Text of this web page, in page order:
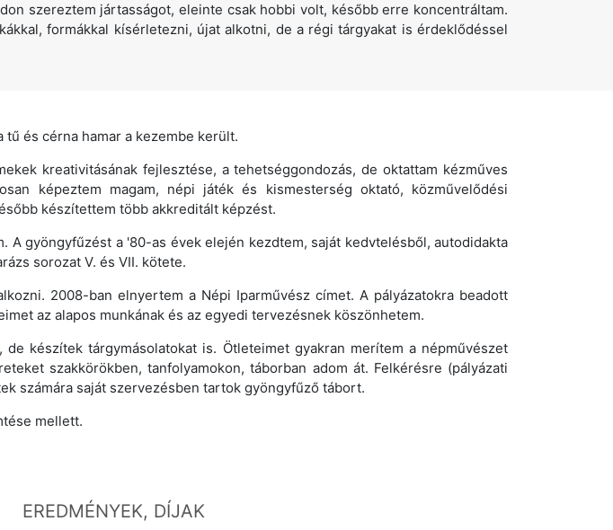
szereztem jártasságot, eleinte csak hobbi volt, később erre koncentráltam.
formákkal kísérletezni, újat alkotni, de a régi tárgyakat is érdeklődéssel
és cérna hamar a kezembe került.
kreativitásának fejlesztése, a tehetséggondozás, de oktattam kézműves
képeztem magam, népi játék és kismesterség oktató, közművelődési
készítettem több akkreditált képzést.
gyöngyfűzést a '80-as évek elején kezdtem, saját kedvtelésből, autodidakta
sorozat V. és VII. kötete.
2008-ban elnyertem a Népi Iparművész címet. A pályázatokra beadott
az alapos munkának és az egyedi tervezésnek köszönhetem.
készítek tárgymásolatokat is. Ötleteimet gyakran merítem a népművészet
szakkörökben, tanfolyamokon, táborban adom át. Felkérésre (pályázati
számára saját szervezésben tartok gyöngyfűző tábort.
mellett.
EREDMÉNYEK, DÍJAK